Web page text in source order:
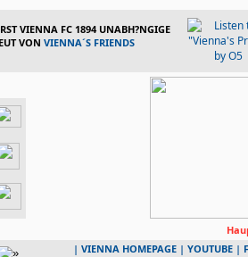
VIENNA FC 1894 UNABH?NGIGE
VON VIENNA´S FRIENDS
| VIENNA HOMEPAGE | YOUTUBE |